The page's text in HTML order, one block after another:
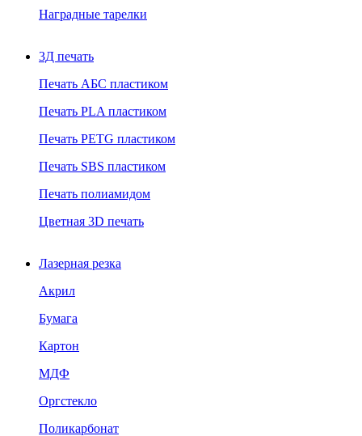
Наградные тарелки
3Д печать
Печать АБС пластиком
Печать PLA пластиком
Печать PETG пластиком
Печать SBS пластиком
Печать полиамидом
Цветная 3D печать
Лазерная резка
Акрил
Бумага
Картон
МДФ
Оргстекло
Поликарбонат